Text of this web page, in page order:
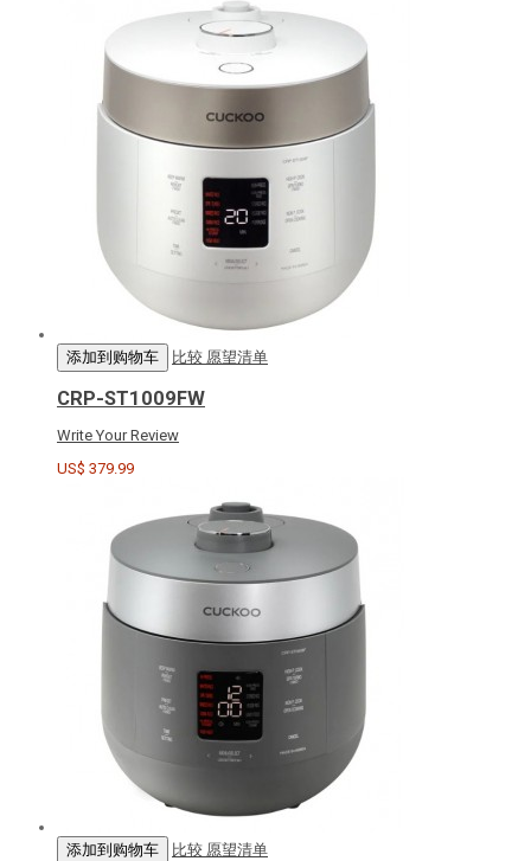
添加到购物车 比较 愿望清单
CRP-ST1009FW
Write Your Review
US$ 379.99
添加到购物车 比较 愿望清单